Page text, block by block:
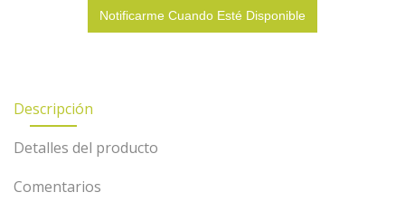
Notificarme Cuando Esté Disponible
Descripción
Detalles del producto
Comentarios